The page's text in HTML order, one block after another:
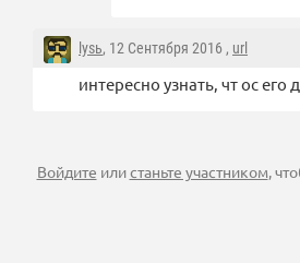
lysь, 12 Сентября 2016 , url
интересно узнать, чт ос его
Войдите илистаньте участником,